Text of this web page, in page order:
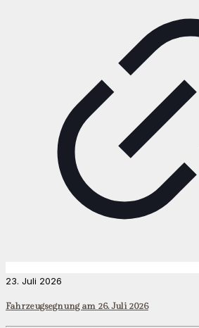
23. Juli 2026
Fahrzeugsegnung am 26. Juli 2026